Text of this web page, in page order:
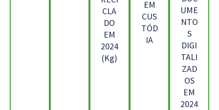
CLA
DO
EM
2024
(Kg)
EM
CUS
TÓD
IA
UME
NTO
S
DIGI
TALI
ZAD
OS
EM
2024